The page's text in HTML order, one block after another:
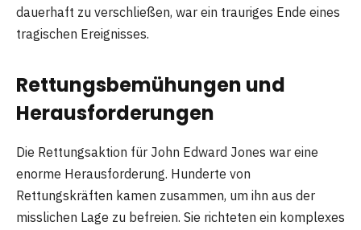
dauerhaft zu verschließen, war ein trauriges Ende eines
tragischen Ereignisses.
Rettungsbemühungen und
Herausforderungen
Die Rettungsaktion für John Edward Jones war eine
enorme Herausforderung. Hunderte von
Rettungskräften kamen zusammen, um ihn aus der
misslichen Lage zu befreien. Sie richteten ein komplexes